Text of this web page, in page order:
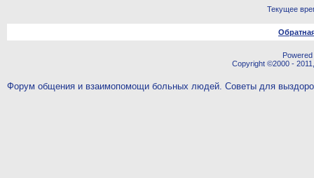
Текущее
Copyright ©2000 -
Форум общения и взаимопомощи больных людей. Советы для